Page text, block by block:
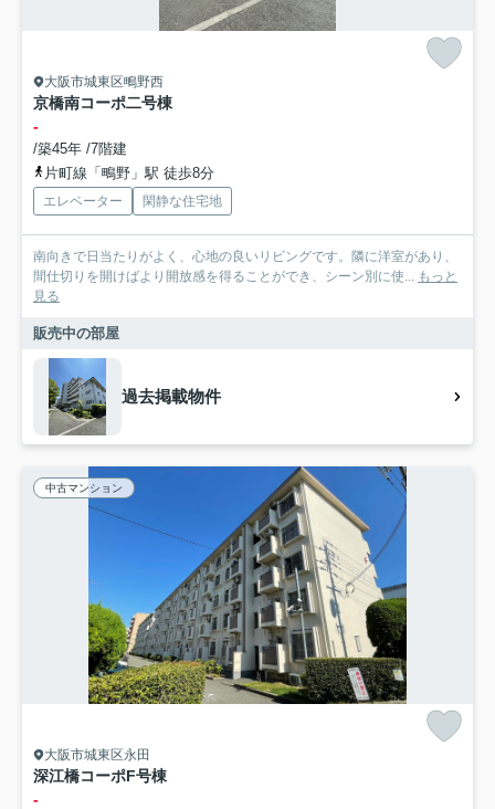
大阪市城東区鴫野西
京橋南コーポ二号棟
-
/築45年 /7階建
片町線「鴫野」駅 徒歩8分
エレベーター 閑静な住宅地
南向きで日当たりがよく、心地の良いリビングです。隣に洋室があり、
間仕切りを開けばより開放感を得ることができ、シーン別に使...
もっと
見る
販売中の部屋
過去掲載物件
中古マンション
大阪市城東区永田
深江橋コーポF号棟
-